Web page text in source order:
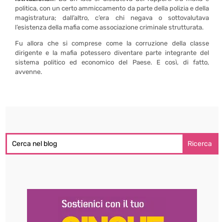
politica,con un certo ammiccamento da parte della polizia e della
magistratura; dall’altro, c’era chi negava o sottovalutava
l’esistenza della mafia come associazione criminale strutturata.
Fu allora che si comprese come la corruzione della classe
dirigente e la mafia potessero diventare parte integrante del
sistema politico ed economico del Paese. E così, di fatto,
avvenne.